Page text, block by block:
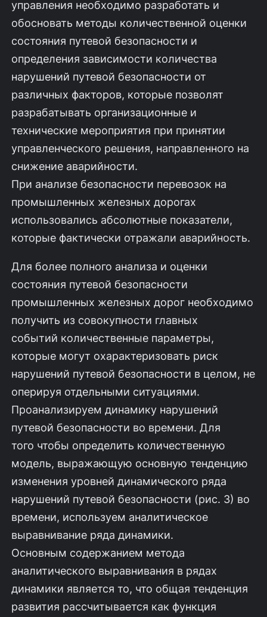
управления необходимо разработать и
обосновать методы количественной оценки
состояния путевой безопасности и
определения зависимости количества
нарушений путевой безопасности от
различных факторов, которые позволят
разрабатывать организационные и
технические мероприятия при принятии
управленческого решения, направленного на
снижение аварийности.
При анализе безопасности перевозок на
промышленных железных дорогах
использовались абсолютные показатели,
которые фактически отражали аварийность.
Для более полного анализа и оценки
состояния путевой безопасности
промышленных железных дорог необходимо
получить из совокупности главных
событий количественные параметры,
которые могут охарактеризовать риск
нарушений путевой безопасности в целом, не
оперируя отдельными ситуациями.
Проанализируем динамику нарушений
путевой безопасности во времени. Для
того чтобы определить количественную
модель, выражающую основную тенденцию
изменения уровней динамического ряда
нарушений путевой безопасности (рис. 3) во
времени, используем аналитическое
выравнивание ряда динамики.
Основным содержанием метода
аналитического выравнивания в рядах
динамики является то, что общая тенденция
развития рассчитывается как функция